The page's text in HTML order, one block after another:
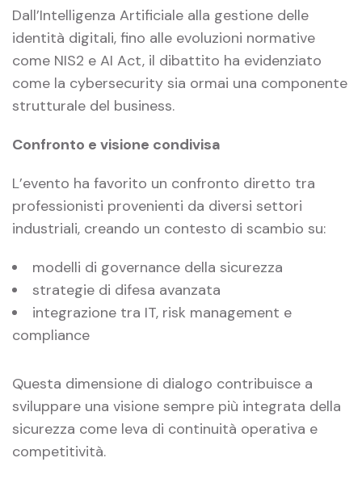
Dall’Intelligenza Artificiale alla gestione delle
identità digitali, fino alle evoluzioni normative
come NIS2 e AI Act, il dibattito ha evidenziato
come la cybersecurity sia ormai una componente
strutturale del business.
Confronto e visione condivisa
L’evento ha favorito un confronto diretto tra
professionisti provenienti da diversi settori
industriali, creando un contesto di scambio su:
modelli di governance della sicurezza
strategie di difesa avanzata
integrazione tra IT, risk management e
compliance
Questa dimensione di dialogo contribuisce a
sviluppare una visione sempre più integrata della
sicurezza come leva di continuità operativa e
competitività.